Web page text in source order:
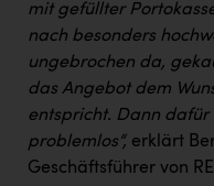
mit gefüllter
nach besonders
ungebrochen da,
das Angebot dem
entspricht. Dann dafür
problemlos“, erklärt
Geschäftsführer von